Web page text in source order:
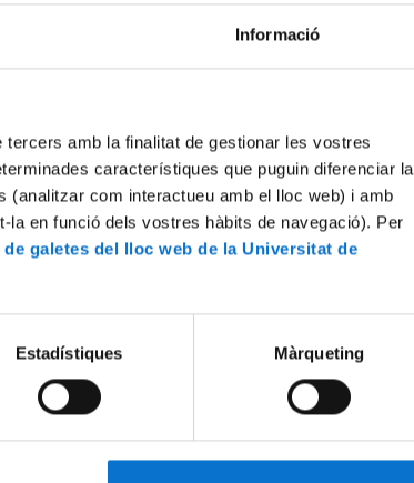
Informació
amb la finalitat de gestionar les vostres
característiques que puguin diferenciar la
(analitzar com interactueu amb el lloc web) i amb
la en funció dels vostres hàbits de navegació). Per
galetes del lloc web de la Universitat de
Estadístiques Màrqueting